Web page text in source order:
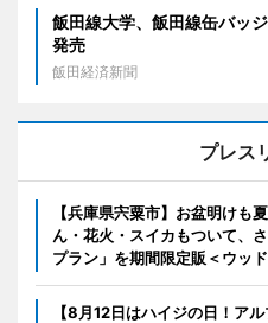
飯田線大学、飯田線缶バッ
発売
飯田経済新聞
プレス
【兵庫県宍粟市】お盆明けも
ん・花火・スイカもついて、
プラン」を期間限定販＜ウッ
【8月12日はハイジの日！ア